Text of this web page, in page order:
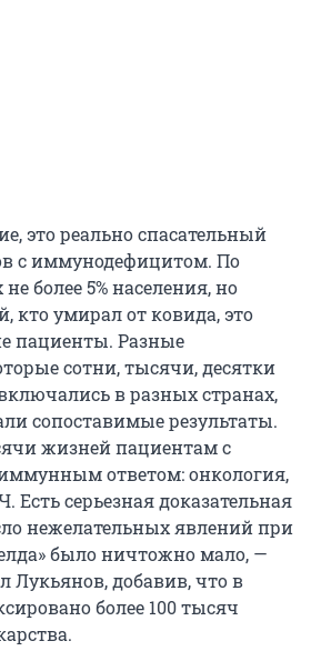
это реально спасательный
с иммунодефицитом. По
более 5% населения, но
кто умирал от ковида, это
пациенты. Разные
сотни, тысячи, десятки
в разных странах,
сопоставимые результаты.
жизней пациентам с
ответом: онкология,
Есть серьезная доказательная
нежелательных явлений при
было ничтожно мало, —
Лукьянов, добавив, что в
более 100 тысяч